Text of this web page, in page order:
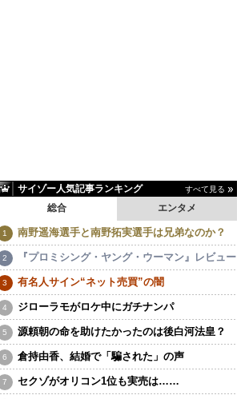
サイゾー人気記事ランキング すべて見る
エンタメ
総合
南野遥海選手と南野拓実選手は兄弟なのか？
『プロミシング・ヤング・ウーマン』レビュー
有名人サイン“ネット売買”の闇
ジローラモがロケ中にガチナンパ
源頼朝の命を助けたかったのは後白河法皇？
倉持由香、結婚で「騙された」の声
セクゾがオリコン1位も実売は……